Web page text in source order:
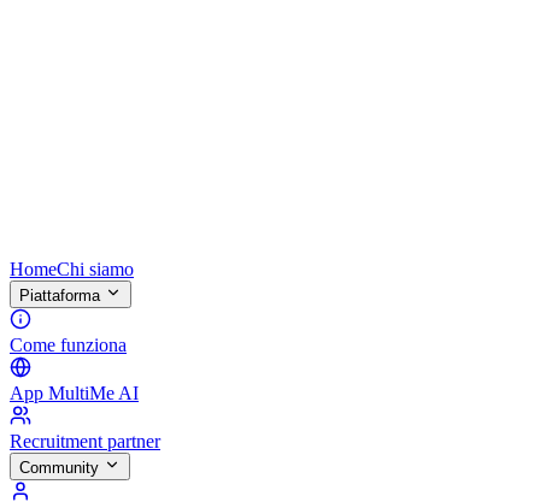
HomeChi siamo
Piattaforma
Come funziona
App MultiMe AI
Recruitment partner
Community